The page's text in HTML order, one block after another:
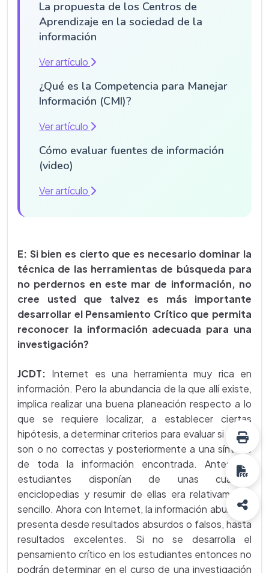
La propuesta de los Centros de
Aprendizaje en la sociedad de la
información
Ver artículo
¿Qué es la Competencia para Manejar
Información (CMI)?
Ver artículo
Cómo evaluar fuentes de información
(video)
Ver artículo
E: Si bien es cierto que es necesario dominar la
técnica de las herramientas de búsqueda para
no perdernos en este mar de información, no
cree usted que talvez es más importante
desarrollar el Pensamiento Crítico que permita
reconocer la información adecuada para una
investigación?
JCDT: Internet es una herramienta muy rica en
información. Pero la abundancia de la que allí existe,
implica realizar una buena planeación respecto a lo
que se requiere localizar, a establecer ciertas
hipótesis, a determinar criterios para evaluar si estas
son o no correctas y posteriormente a una síntesis
de toda la información encontrada. Antes los
estudiantes disponían de unas cuantas
enciclopedias y resumir de ellas era relativamente
sencillo. Ahora con Internet, la información abunda y
presenta desde resultados absurdos o falsos, hasta
resultados excelentes. Si no se desarrolla el
pensamiento crítico en los estudiantes entonces no
podrán determinar en el curso de una investigación